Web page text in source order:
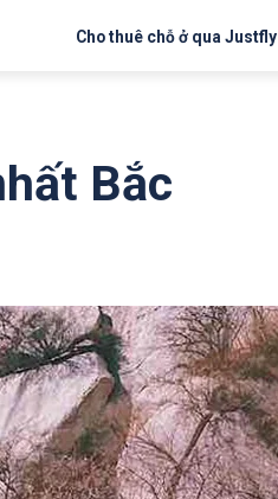
Cho thuê chỗ ở qua Justfly
Bắc